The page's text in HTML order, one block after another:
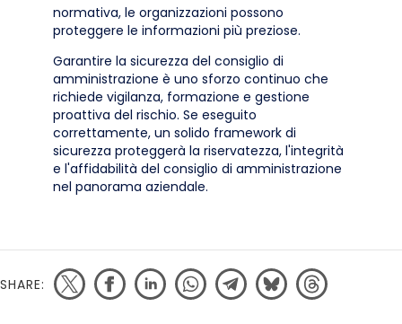
normativa, le organizzazioni possono
proteggere le informazioni più preziose.
Garantire la sicurezza del consiglio di
amministrazione è uno sforzo continuo che
richiede vigilanza, formazione e gestione
proattiva del rischio. Se eseguito
correttamente, un solido framework di
sicurezza proteggerà la riservatezza, l'integrità
e l'affidabilità del consiglio di amministrazione
nel panorama aziendale.
SHARE: